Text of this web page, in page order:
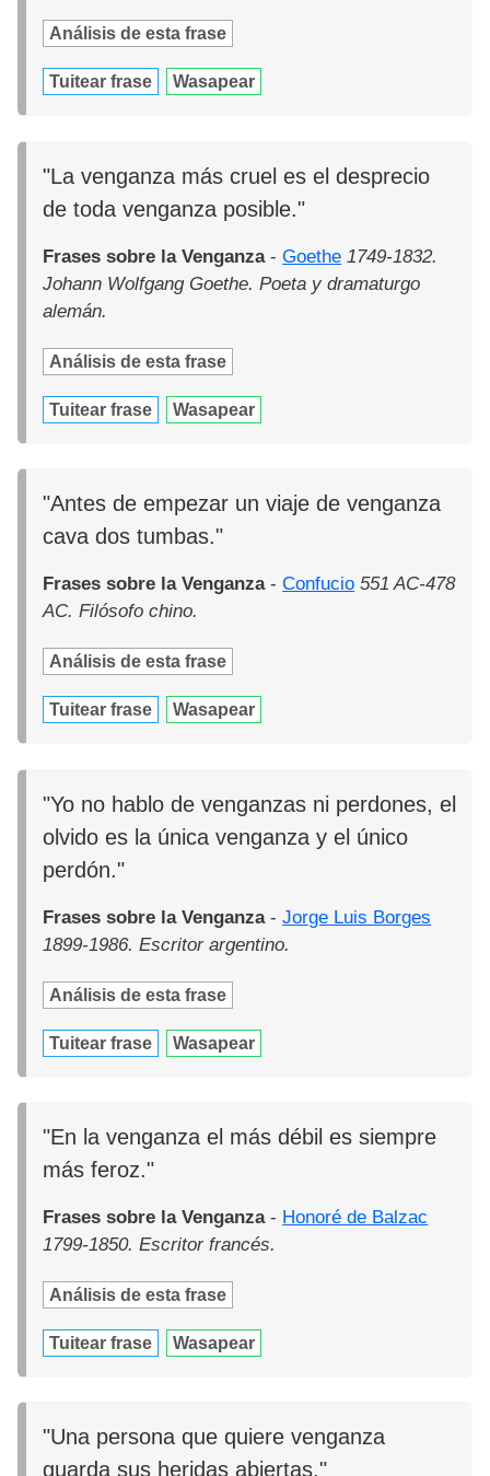
Análisis de esta frase
Tuitear frase Wasapear
"La venganza más cruel es el desprecio
de toda venganza posible."
Frases sobre la Venganza-Goethe 1749-1832.
Johann Wolfgang Goethe. Poeta y dramaturgo
alemán.
Análisis de esta frase
Tuitear frase Wasapear
"Antes de empezar un viaje de venganza
cava dos tumbas."
Frases sobre la Venganza-Confucio 551 AC-478
AC. Filósofo chino.
Análisis de esta frase
Tuitear frase Wasapear
"Yo no hablo de venganzas ni perdones, el
olvido es la única venganza y el único
perdón."
Frases sobre la Venganza-Jorge Luis Borges
1899-1986. Escritor argentino.
Análisis de esta frase
Tuitear frase Wasapear
"En la venganza el más débil es siempre
más feroz."
Frases sobre la Venganza- Honoré de Balzac
1799-1850. Escritor francés.
Análisis de esta frase
Tuitear frase Wasapear
"Una persona que quiere venganza
guarda sus heridas abiertas."